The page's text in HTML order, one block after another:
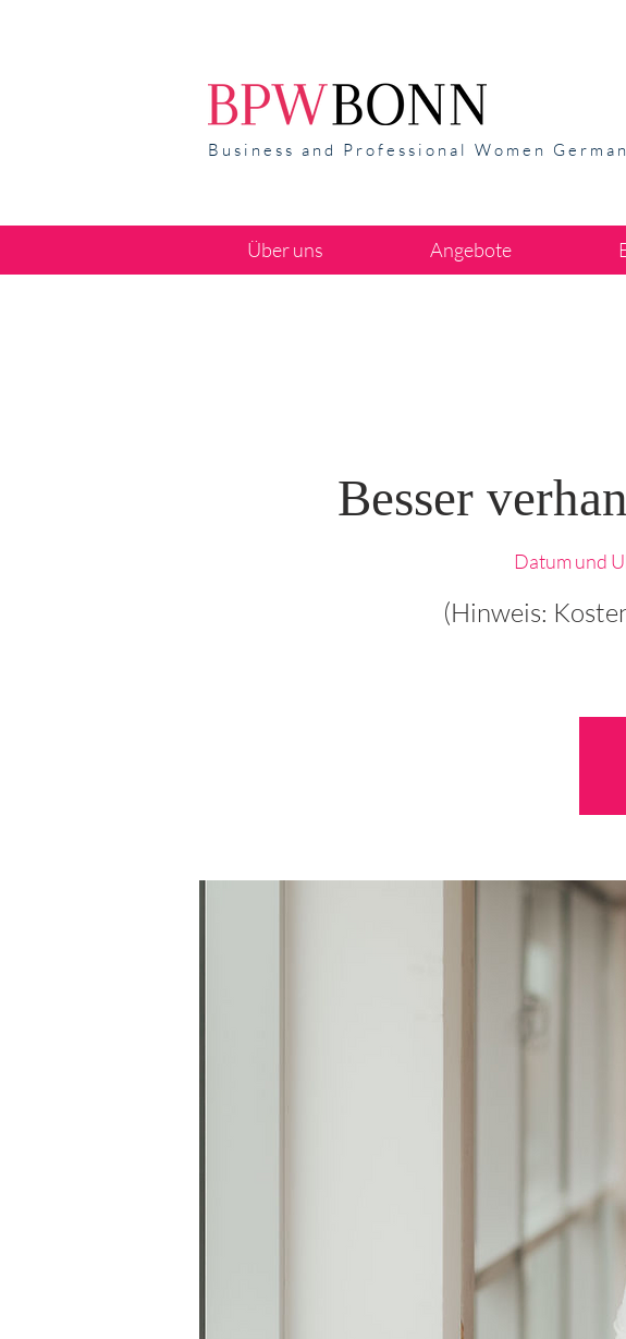
Business and Professional Women
Über uns Angebote
Besser
Datum und
(Hinweis: